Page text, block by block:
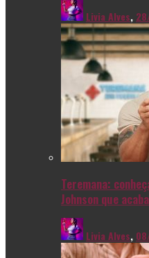
Livia Alves,
Teremana:
Johnson que
Livia Alves,